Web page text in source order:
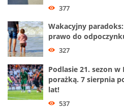
377
Wakacyjny
prawo do
327
Podlasie 21. sezon w
porażką. 7 sierpnia
lat!
537